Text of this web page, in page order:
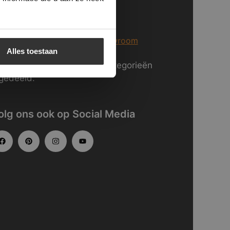
Alles toestaan
informatie overonze showroom
hieronze website in categorieën
ons ook op Social Media